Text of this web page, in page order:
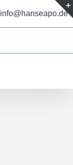
info@hanseapo.de